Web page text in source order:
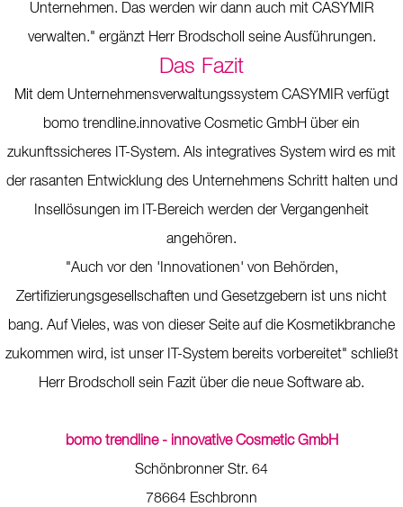
Unternehmen. Das werden wir dann auch mit CASYMIR
verwalten." ergänzt Herr Brodscholl seine Ausführungen.
Das Fazit
Mit dem Unternehmensverwaltungssystem CASYMIR verfügt
bomo trendline.innovative Cosmetic GmbH über ein
zukunftssicheres IT-System. Als integratives System wird es mit
der rasanten Entwicklung des Unternehmens Schritt halten und
Insellösungen im IT-Bereich werden der Vergangenheit
angehören.
"Auch vor den 'Innovationen' von Behörden,
Zertifizierungsgesellschaften und Gesetzgebern ist uns nicht
bang. Auf Vieles, was von dieser Seite auf die Kosmetikbranche
zukommen wird, ist unser IT-System bereits vorbereitet" schließt
Herr Brodscholl sein Fazit über die neue Software ab.
bomo trendline - innovative Cosmetic GmbH
Schönbronner Str. 64
78664 Eschbronn